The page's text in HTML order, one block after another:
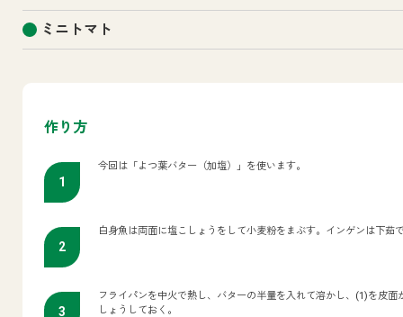
ミニトマト
作り方
今回は「よつ葉バター（加塩）」を使います。
白身魚は両面に塩こしょうをして小麦粉をまぶす。インゲンは下茹
フライパンを中火で熱し、バターの半量を入れて溶かし、(1)を皮
しょうしておく。